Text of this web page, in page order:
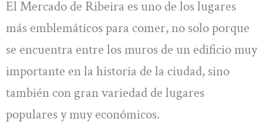
El Mercado de Ribeira es uno de los lugares
más emblemáticos para comer, no solo porque
se encuentra entre los muros de un edificio muy
importante en la historia de la ciudad, sino
también con gran variedad de lugares
populares y muy económicos.